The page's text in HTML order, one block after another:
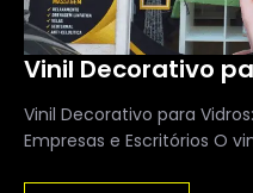
Vinil Decorativo
Vinil Decorativo para
Empresas e Escritórios O